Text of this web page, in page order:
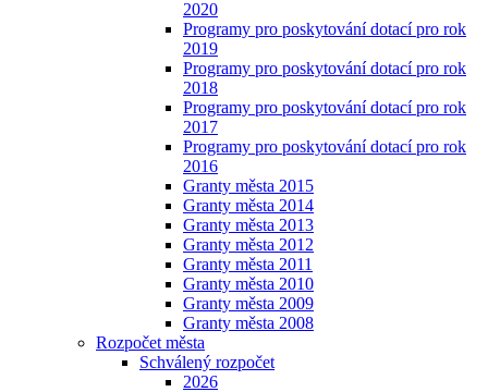
2020
Programy pro poskytování dotací pro rok
2019
Programy pro poskytování dotací pro rok
2018
Programy pro poskytování dotací pro rok
2017
Programy pro poskytování dotací pro rok
2016
Granty města 2015
Granty města 2014
Granty města 2013
Granty města 2012
Granty města 2011
Granty města 2010
Granty města 2009
Granty města 2008
Rozpočet města
Schválený rozpočet
2026